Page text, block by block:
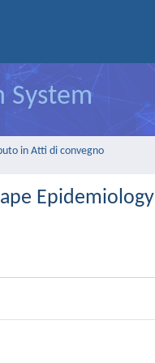
System
in Atti di convegno
Epidemiology